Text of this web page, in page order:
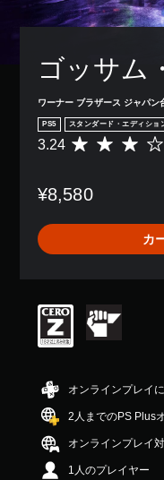
ゴッサム
ワーナー ブラザース ジャパン
PS5 スタンダード・エディショ
評
は
2
K
、
評
価
は
階
の
3
3.24
¥8,580
カ
オンラインプレイ
2人までのPS Plus
オンラインプレイ
1人のプレイヤー